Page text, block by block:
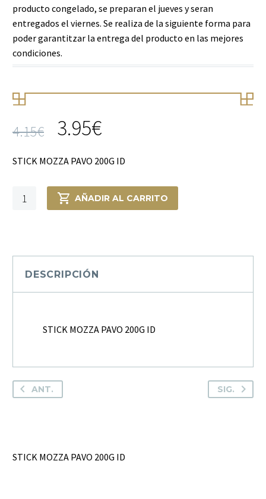
producto congelado, se preparan el jueves y seran
entregados el viernes. Se realiza de la siguiente forma para
poder garantitzar la entrega del producto en las mejores
condiciones.
4.15€ 3.95€
STICK MOZZA PAVO 200G ID
STICK
AÑADIR AL CARRITO
DESCRIPCIÓN
STICK MOZZA PAVO 200G ID
ANT. SIG.
STICK MOZZA PAVO 200G ID